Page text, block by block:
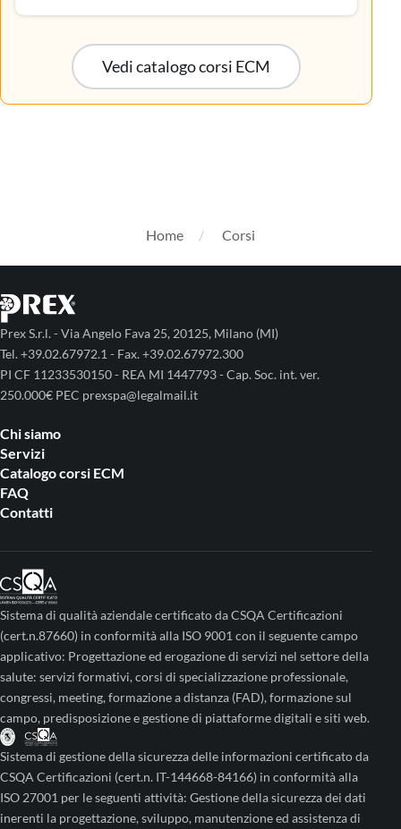
Vedi catalogo corsi ECM
Home Corsi
Prex S.r.l. - Via Angelo Fava 25, 20125, Milano (MI)
Tel. +39.02.67972.1 - Fax. +39.02.67972.300
PI CF 11233530150 - REA MI 1447793 - Cap. Soc. int. ver.
250.000€ PEC prexspa@legalmail.it
Chi siamo
Servizi
Catalogo corsi ECM
FAQ
Contatti
Sistema di qualità aziendale certificato da CSQA Certificazioni
(cert.n.87660) in conformità alla ISO 9001 con il seguente campo
applicativo: Progettazione ed erogazione di servizi nel settore della
salute: servizi formativi, corsi di specializzazione professionale,
congressi, meeting, formazione a distanza (FAD), formazione sul
campo, predisposizione e gestione di piattaforme digitali e siti web.
Sistema di gestione della sicurezza delle informazioni certificato da
CSQA Certificazioni (cert.n. IT-144668-84166) in conformità alla
ISO 27001 per le seguenti attività: Gestione della sicurezza dei dati
inerenti la progettazione, sviluppo, manutenzione ed assistenza di